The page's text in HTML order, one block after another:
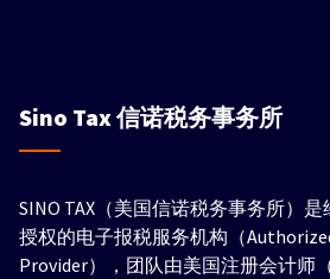
Sino Tax信诺税务事务所
SINO TAX（美国信诺税务事务所）是
授权的电子报税服务机构（
Provider），团队由美国注册会计师